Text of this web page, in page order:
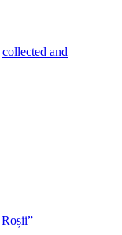
collected and